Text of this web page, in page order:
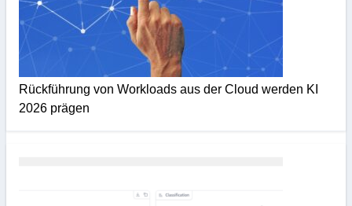
Rückführung von Workloads aus der Cloud werden KI
2026 prägen